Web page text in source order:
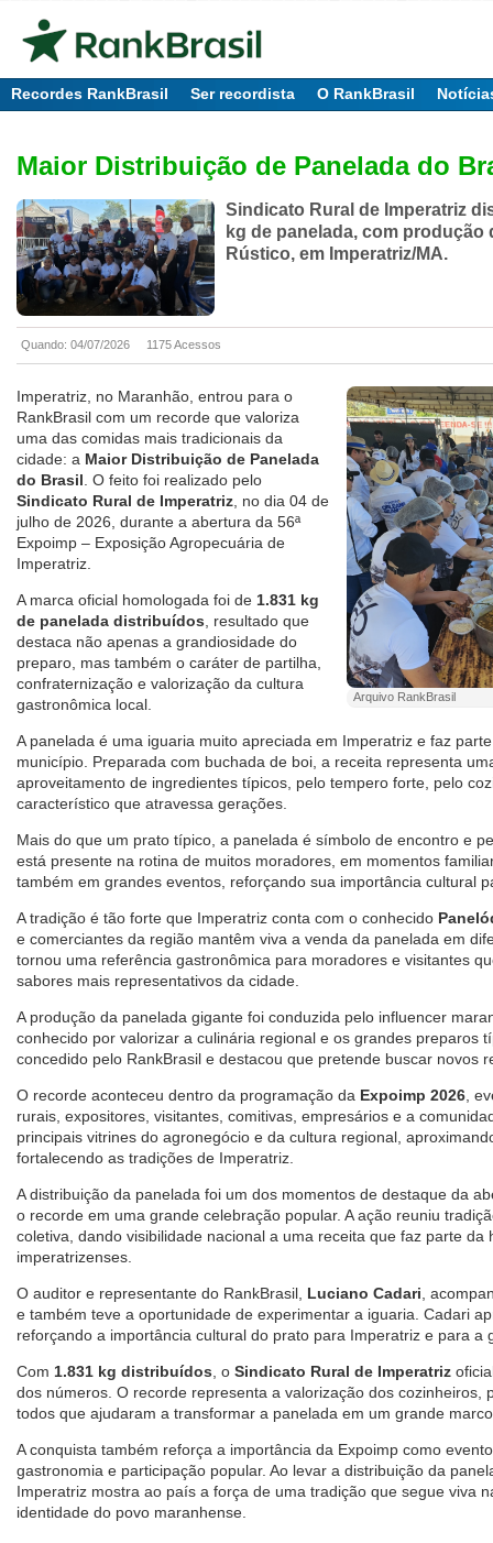
Recordes RankBrasil Ser recordista O RankBrasil
Maior Distribuição de Panelada do
Sindicato Rural de Imperatriz
kg de panelada, com produção
Rústico, em Imperatriz/MA.
Quando: 04/07/2026 1175 Acessos
Arquivo RankBrasil
Imperatriz, no Maranhão, entrou para o
RankBrasil com um recorde que valoriza
uma das comidas mais tradicionais da
cidade: a Maior Distribuição de Panelada
do Brasil . O feito foi realizado pelo
Sindicato Rural de Imperatriz , no dia 04 de
julho de 2026, durante a abertura da 56ª
Expoimp – Exposição Agropecuária de
Imperatriz.
A marca oficial homologada foi de 1.831 kg
de panelada distribuídos , resultado que
destaca não apenas a grandiosidade do
preparo, mas também o caráter de partilha,
confraternização e valorização da cultura
gastronômica local.
A panelada é uma iguaria muito apreciada em Imperatriz e faz
município. Preparada com buchada de boi, a receita representa
aproveitamento de ingredientes típicos, pelo tempero forte, pelo
característico que atravessa gerações.
Mais do que um prato típico, a panelada é símbolo de encontro e
está presente na rotina de muitos moradores, em momentos
também em grandes eventos, reforçando sua importância cultural
A tradição é tão forte que Imperatriz conta com o conhecido
e comerciantes da região mantêm viva a venda da panelada em
tornou uma referência gastronômica para moradores e visitantes
sabores mais representativos da cidade.
A produção da panelada gigante foi conduzida pelo influencer
conhecido por valorizar a culinária regional e os grandes preparos
concedido pelo RankBrasil e destacou que pretende buscar novos
O recorde aconteceu dentro da programação da Expoimp 2026 ,
rurais, expositores, visitantes, comitivas, empresários e a
principais vitrines do agronegócio e da cultura regional,
fortalecendo as tradições de Imperatriz.
A distribuição da panelada foi um dos momentos de destaque da
o recorde em uma grande celebração popular. A ação reuniu
coletiva, dando visibilidade nacional a uma receita que faz parte da
imperatrizenses.
O auditor e representante do RankBrasil, Luciano Cadari ,
e também teve a oportunidade de experimentar a iguaria. Cadari
reforçando a importância cultural do prato para Imperatriz e para a
Com 1.831 kg distribuídos , o Sindicato Rural de Imperatriz
dos números. O recorde representa a valorização dos cozinheiros,
todos que ajudaram a transformar a panelada em um grande
A conquista também reforça a importância da Expoimp como
gastronomia e participação popular. Ao levar a distribuição da
Imperatriz mostra ao país a força de uma tradição que segue viva
identidade do povo maranhense.